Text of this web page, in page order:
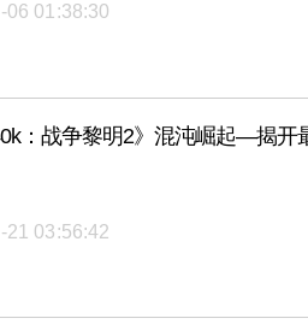
06 01:38:30
：战争黎明2》混沌崛起—揭
21 03:56:42